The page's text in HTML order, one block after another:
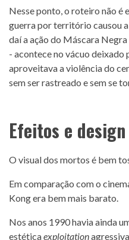
Nesse ponto, o roteiro não é
guerra por território causou
daí a ação do Máscara
- acontece no vácuo deixado
aproveitava a violência do
sem ser rastreado e sem se
Efeitos e
O visual dos mortos é bem
Em comparação com o
Kong era bem mais barato.
Nos anos 1990 havia ainda
estéticaexploitation